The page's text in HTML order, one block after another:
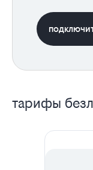
тарифы
Все
тарифы